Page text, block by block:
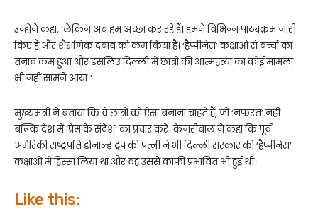
उन्होंने कहा, ‘लेकिन अब हम अच्छा कर रहे हैं। हमने विभिन्न पाठ्यक्रम जारी
किए हैं और शैक्षणिक दबाव को कम किया है। ‘हैप्पीनेस’ कक्षाओं से बच्चों का
तनाव कम हुआ और इसलिए दिल्ली में छात्रों की आत्महत्या का कोई मामला
भी नहीं सामने आया।’
मुख्यमंत्री ने बताया कि वे छात्रों को ऐसा बनाना चाहते हैं, जो ‘नफरत’ नहीं
बल्कि देश में ‘प्रेम के संदेश’ का प्रचार करें। केजरीवाल ने कहा कि पूर्व
अमेरिकी राष्ट्रपति डोनाल्ड ट्रंप की पत्नी ने भी दिल्ली सरकार की ‘हैप्पीनेस’
कक्षाओं में हिस्सा लिया था और वह उससे काफी प्रभावित भी हुई थीं।
Like this: